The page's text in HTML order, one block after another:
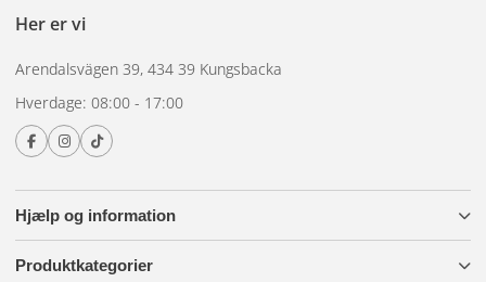
nyeste LED-ramper er under 50 mm høje, men giver alligevel
kraftigere lys end ældre, højere modeller.
Brug for en mere diskret advarsel? Tjek
blitzlyssom er monteret skjult. Spørgsmål?
Hjælp og information
Produktkategorier
Her er vi
Arendalsvägen 39, 434 39 Kungsbacka
Hverdage: 08:00 - 17:00